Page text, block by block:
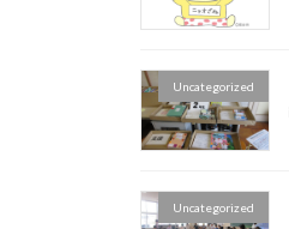
Uncategorized
Uncategorized